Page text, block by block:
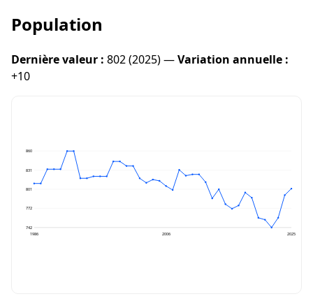
Population
Dernière valeur : 802 (2025) —Variation annuelle :
+10
860
831
801
772
742
1986
2006 2025